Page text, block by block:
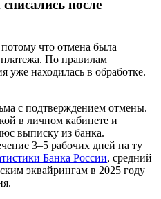
после
что отмена была
По правилам
уже находилась в обработке.
с подтверждением отмены.
в личном кабинете и
выписку из банка.
3–5 рабочих дней на ту
Банка России, средний
эквайрингам в 2025 году